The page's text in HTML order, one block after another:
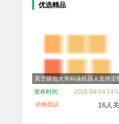
优选精品
真空膜包大米码垛机器人支持定
发布时间:
2026-08-04
价格面议
16人